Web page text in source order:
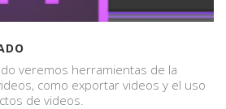
veremos herramientas de la
como exportar videos y el uso
de videos.